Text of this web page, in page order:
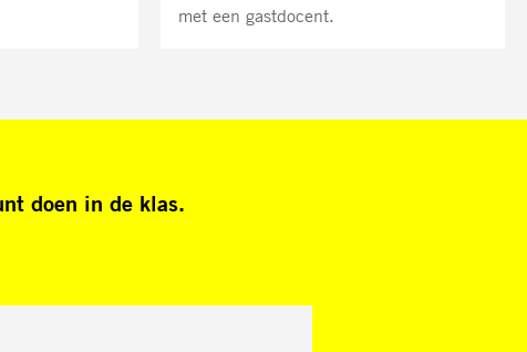
met een gastdocent.
doen in de klas.